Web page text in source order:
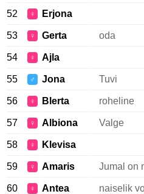
52 ♀ Erjona
53 ♀ Gerta oda
54 ♀ Ajla
55 ♂ Jona Tuvi
56 ♀ Blerta roheline
57 ♀ Albiona Valge
58 ♀ Klevisa
59 ♀ Amaris Jumal on
60 ♀ Antea naiselik